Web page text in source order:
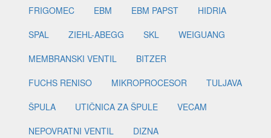
FRIGOMEC EBM EBM PAPST
HIDRIA
SPAL
ZIEHL-ABEGG SKL
WEIGUANG
MEMBRANSKI VENTIL
BITZER
FUCHS RENISO
MIKROPROCESOR
TULJAVA
ŠPULA
UTIČNICA ZA ŠPULE
VECAM
NEPOVRATNI VENTIL
DIZNA